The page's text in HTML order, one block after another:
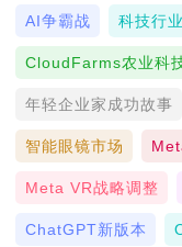
AI争霸战 科技行
CloudFarms农业科
年轻企业家成功故事
智能眼镜市场
Meta VR战略调整
ChatGPT新版本